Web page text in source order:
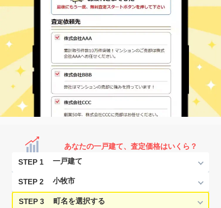
あなたの一戸建て、査定価格はいくら？
STEP 1
STEP 2
STEP 3